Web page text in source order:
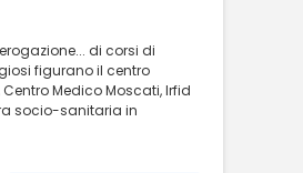
di corsi di
figurano il centro
Medico Moscati, Irfid
socio-sanitaria in